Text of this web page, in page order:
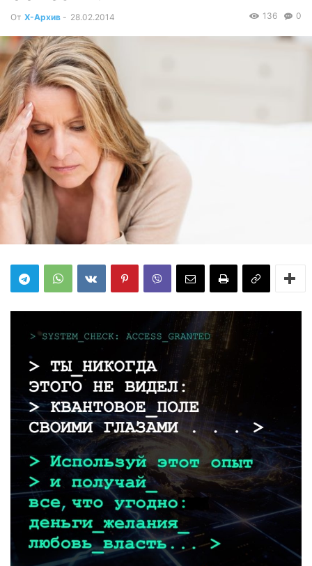
От Х-Архив - 28.02.2014 0
136